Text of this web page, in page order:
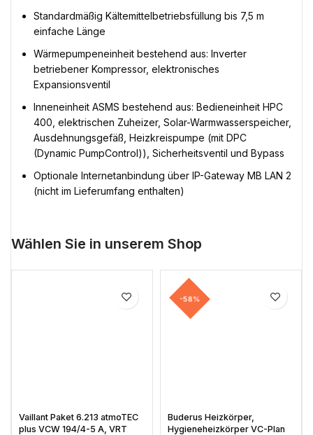
Standardmäßig Kältemittelbetriebsfüllung bis 7,5 m
einfache Länge
Wärmepumpeneinheit bestehend aus: Inverter
betriebener Kompressor, elektronisches
Expansionsventil
Inneneinheit ASMS bestehend aus: Bedieneinheit HPC
400, elektrischen Zuheizer, Solar-Warmwasserspeicher,
Ausdehnungsgefäß, Heizkreispumpe (mit DPC
(Dynamic PumpControl)), Sicherheitsventil und Bypass
Optionale Internetanbindung über IP-Gateway MB LAN 2
(nicht im Lieferumfang enthalten)
Wählen Sie in unserem Shop
Vaillant Paket 6.213 atmoTEC
plus VCW 194/4-5 A, VRT
-58%
Buderus Heizkörper,
Hygieneheizkörper VC-Plan